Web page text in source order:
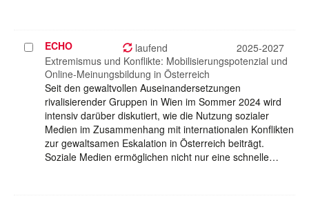
Projekt
auswählen
ECHO laufend
2025-2027
Extremismus und Konflikte: Mobilisierungspotenzial und
Online-Meinungsbildung in Österreich
Seit den gewaltvollen Auseinandersetzungen
rivalisierender Gruppen in Wien im Sommer 2024 wird
intensiv darüber diskutiert, wie die Nutzung sozialer
Medien im Zusammenhang mit internationalen Konflikten
zur gewaltsamen Eskalation in Österreich beiträgt.
Soziale Medien ermöglichen nicht nur eine schnelle…